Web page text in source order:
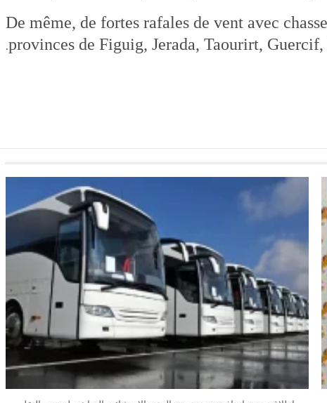
De même, de fortes rafales de vent avec
provinces de Figuig, Jerada, Taourirt, Guercif,